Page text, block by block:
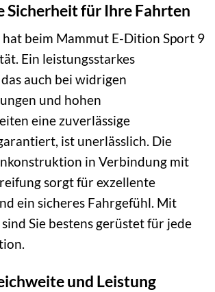
Sicherheit für Ihre Fahrten
beim Mammut E-Dition Sport 9
Ein leistungsstarkes
auch bei widrigen
und hohen
eine zuverlässige
ist unerlässlich. Die
in Verbindung mit
sorgt für exzellente
ein sicheres Fahrgefühl. Mit
Sie bestens gerüstet für jede
und Leistung